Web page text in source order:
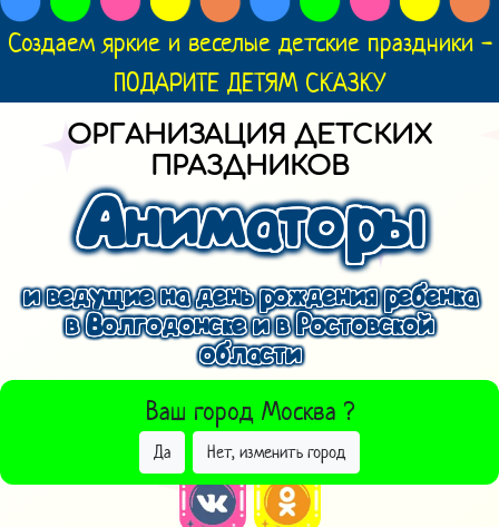
Создаем яркие и веселые детские праздники -
ПОДАРИТЕ ДЕТЯМ СКАЗКУ
ОРГАНИЗАЦИЯ ДЕТСКИХ
ПРАЗДНИКОВ
Аниматоры
и ведущие на день рождения ребенка
в Волгодонске и в Ростовской
области
Ваш город Москва ?
Да Нет, изменить город
ВЫБРАТЬ ДРУГОЙ ГОРОД